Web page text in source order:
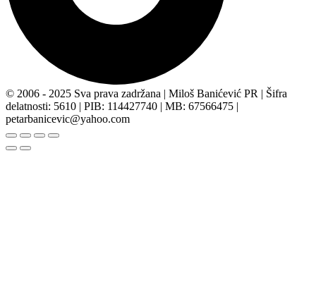
© 2006 - 2025 Sva prava zadržana | Miloš Banićević PR | Šifra
delatnosti: 5610 | PIB: 114427740 | MB: 67566475 |
petarbanicevic@yahoo.com